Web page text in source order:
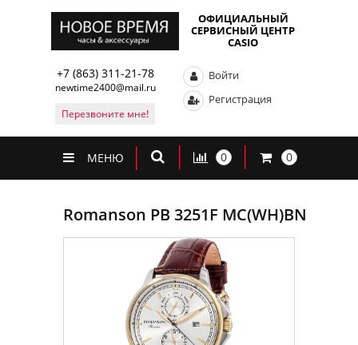
ОФИЦИАЛЬНЫЙ
СЕРВИСНЫЙ ЦЕНТР
CASIO
+7 (863) 311-21-78
newtime2400@mail.ru
Перезвоните мне!
Войти
Регистрация
МЕНЮ 0 0
Romanson PB 3251F MC(WH)BN